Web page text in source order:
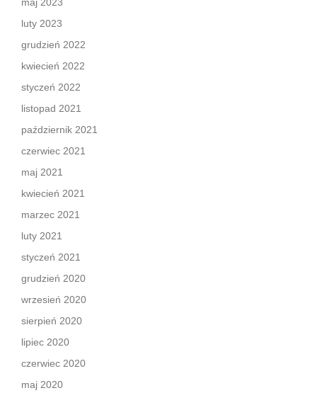
luty 2023
grudzień 2022
kwiecień 2022
styczeń 2022
listopad 2021
październik 2021
czerwiec 2021
maj 2021
kwiecień 2021
marzec 2021
luty 2021
styczeń 2021
grudzień 2020
wrzesień 2020
sierpień 2020
lipiec 2020
czerwiec 2020
maj 2020